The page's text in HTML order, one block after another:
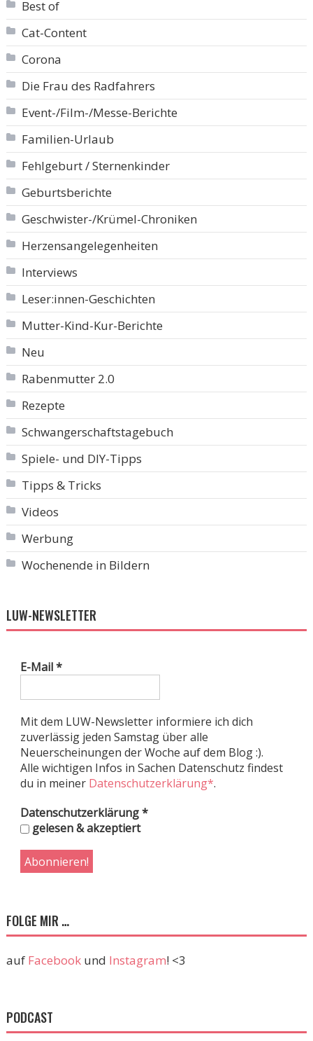
Best of
Cat-Content
Corona
Die Frau des Radfahrers
Event-/Film-/Messe-Berichte
Familien-Urlaub
Fehlgeburt / Sternenkinder
Geburtsberichte
Geschwister-/Krümel-Chroniken
Herzensangelegenheiten
Interviews
Leser:innen-Geschichten
Mutter-Kind-Kur-Berichte
Neu
Rabenmutter 2.0
Rezepte
Schwangerschaftstagebuch
Spiele- und DIY-Tipps
Tipps & Tricks
Videos
Werbung
Wochenende in Bildern
LUW-NEWSLETTER
E-Mail*
Mit dem LUW-Newsletter informiere ich dich
zuverlässig jeden Samstag über alle
Neuerscheinungen der Woche auf dem Blog :).
Alle wichtigen Infos in Sachen Datenschutz findest
du in meiner Datenschutzerklärung*.
Datenschutzerklärung*
gelesen & akzeptiert
FOLGE MIR …
auf Facebookund Instagram! <3
PODCAST